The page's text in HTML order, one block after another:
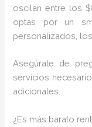
oscilan entre los
optas por un
personalizados,
Asegúrate de
servicios
adicionales.
¿Es más barato